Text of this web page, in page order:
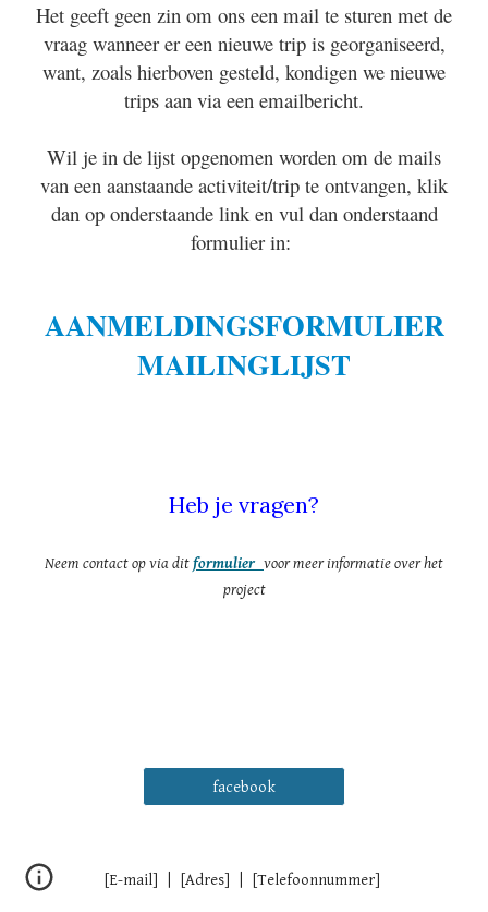
Het geeft geen zin om ons een mail te sturen met de
vraag wanneer er een nieuwe trip is georganiseerd,
want, zoals hierboven gesteld, kondigen we nieuwe
trips aan via een emailbericht.
Wil je in de lijst opgenomen worden om de mails
van een aanstaande activiteit/trip te ontvangen, klik
dan op onderstaande link en vul dan onderstaand
formulier in:
AANMELDINGSFORMULIER
MAILINGLIJST
Heb je vragen?
Neem contact op via ditformulier voor meer informatie over het
project
facebook
[E-mail] | [Adres] | [Telefoonnummer]